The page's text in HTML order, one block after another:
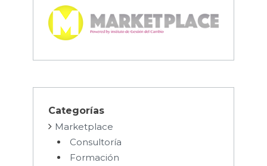
Categorías
Marketplace
Consultoría
Formación